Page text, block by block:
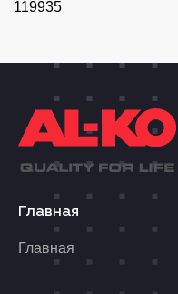
119935
Главная
Главная